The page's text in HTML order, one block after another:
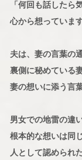
「何回も話したら
心から想っています
夫は、妻の言葉の
裏側に秘めている
妻の想いに添う言
男女での地雷の違
根本的な想いは同
人として認められ